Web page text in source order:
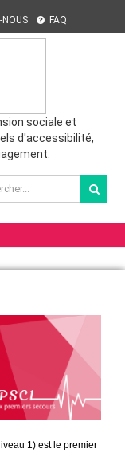
FAQ
sociale et
d'accessibilité,
1) est le premier